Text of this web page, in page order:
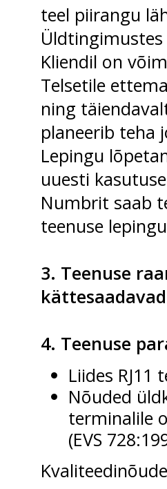
teel piirangu
Kliendil on
Telsetile
ning
planeerib teha
Lepingu
uuesti
Numbrit saab
teenuse
3. Teenuse
4. Teenuse
Liides
Nõuded
terminalile
(EVS